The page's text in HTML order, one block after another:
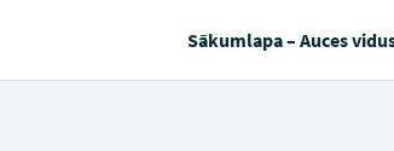
Sākumlapa – Auces